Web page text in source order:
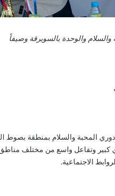
والوحدة بالسويرقة وصيفاً
المحبة والسلام بمنطقة بصوط
كبير وتفاعل واسع من مختلف
الاجتماعية.